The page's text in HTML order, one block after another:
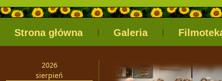
Strona główna Galeria
2026
sierpień